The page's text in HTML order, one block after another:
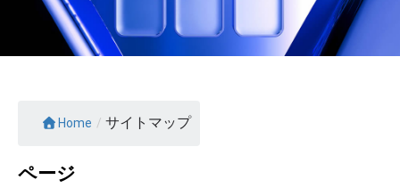
Home / サイトマップ
ページ